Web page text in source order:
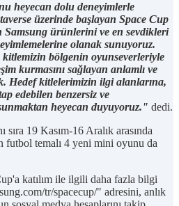
heyecan dolu deneyimlerle
üzerinde başlayan Space Cup
Samsung ürünlerini ve en sevdikleri
olanak sunuyoruz.
kitlemizin bölgenin oyunseverleriyle
kurmasını sağlayan anlamlı ve
Hedef kitlelerimizin ilgi alanlarına,
edebilen benzersiz ve
heyecan duyuyoruz." dedi.
sıra 19 Kasım-16 Aralık arasında
futbol temalı 4 yeni mini oyunu da
katılım ile ilgili daha fazla bilgi
tr/spacecup/" adresini, anlık